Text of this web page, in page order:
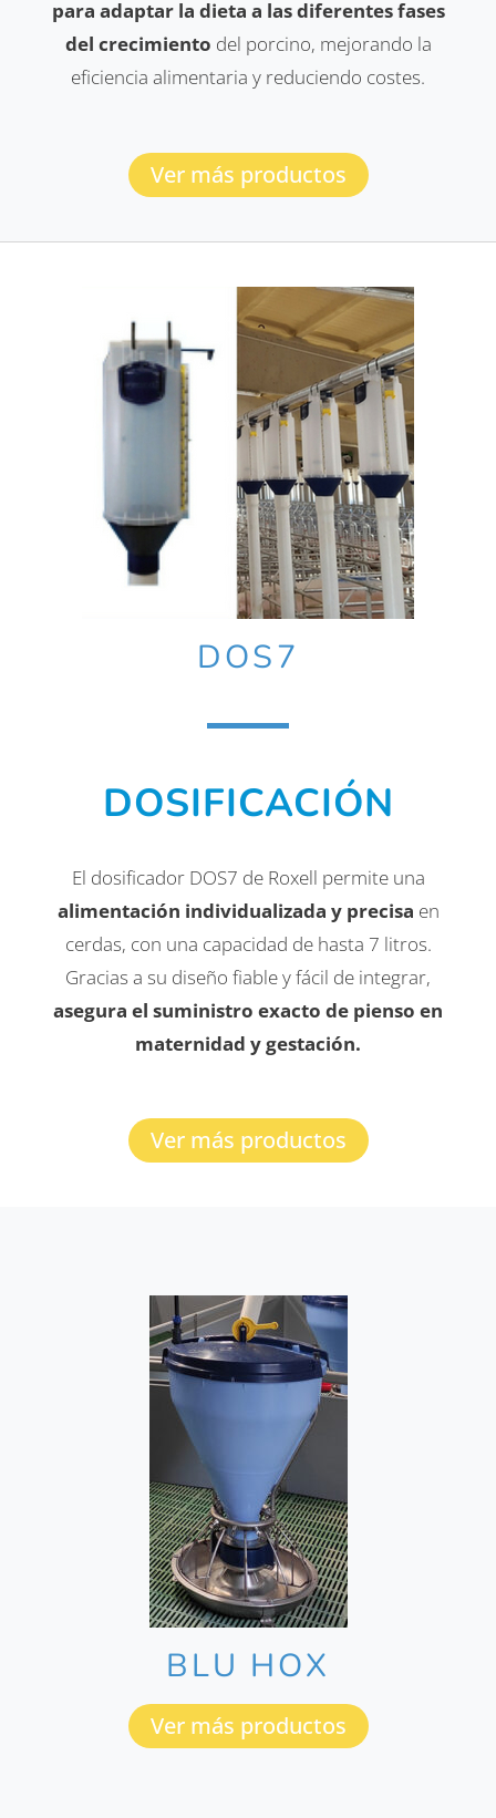
para adaptar la dieta a las diferentes fases
del crecimiento del porcino, mejorando la
eficiencia alimentaria y reduciendo costes.
Ver más productos
DOSIFICACIÓN
El dosificador DOS7 de Roxell permite una
alimentación individualizada y precisa en
cerdas, con una capacidad de hasta 7 litros.
Gracias a su diseño fiable y fácil de integrar,
asegura el suministro exacto de pienso en
maternidad y gestación.
Ver más productos
DOS7
BLU HOX
Ver más productos